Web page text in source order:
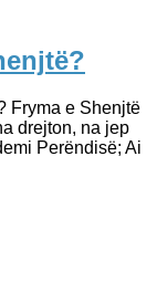
Fryma e Shenjtë
drejton, na jep
Perëndisë; Ai